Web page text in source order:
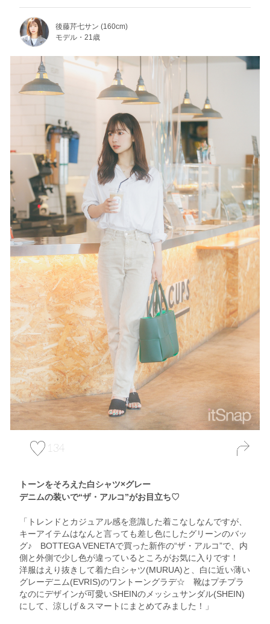
後藤芹七サン (160cm)
モデル・21歳
134
トーンをそろえた白シャツ×グレー
デニムの装いで“ザ・アルコ”がお目立ち♡
「トレンドとカジュアル感を意識した着こなしなんですが、
キーアイテムはなんと言っても差し色にしたグリーンのバッ
グ♪ BOTTEGA VENETAで買った新作の“ザ・アルコ”で、内
側と外側で少し色が違っているところがお気に入りです！
洋服はえり抜きして着た白シャツ(MURUA)と、白に近い薄い
グレーデニム(EVRIS)のワントーングラデ☆ 靴はプチプラ
なのにデザインが可愛いSHEINのメッシュサンダル(SHEIN)
にして、涼しげ＆スマートにまとめてみました！」